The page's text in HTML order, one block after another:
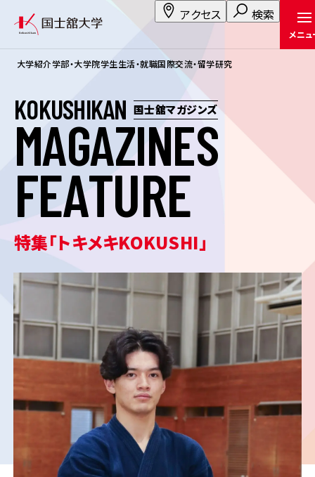
アクセス 検索
メニュ
大学紹介学部・大学院学生生活・就職国際交流・留学研究
KOKUSHIKAN 国士舘マガジンズ
MAGAZINES
FEATURE
特集「トキメキKOKUSHI」